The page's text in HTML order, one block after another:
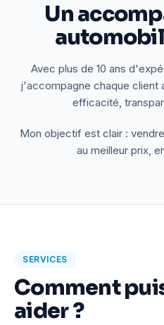
Un
Avec plus de 10 ans
j'accompagne chaque client
efficacité,
Mon objectif est clair :
au meilleur prix,
SERVICES
Comment
aider ?